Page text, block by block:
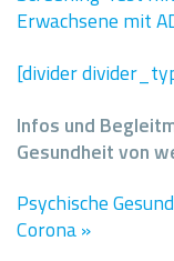
Erwachsene mit
[divider
Infos und
Gesundheit von
Psychische
Corona »